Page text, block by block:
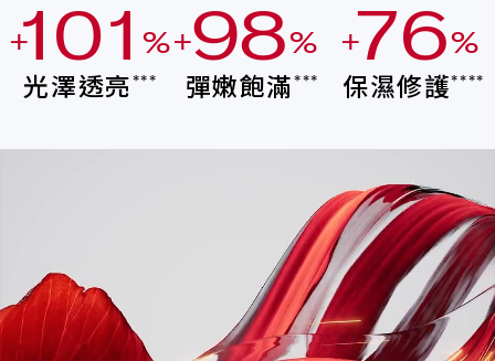
+1
0
9
7
0
9
8
6
1
0
9
7
%
光澤透亮 ***
+9
8
7
5
8
7
6
5
4
%
彈嫩飽滿***
+7
6
5
4
3
6
5
4
3
2
%
保濕修護****